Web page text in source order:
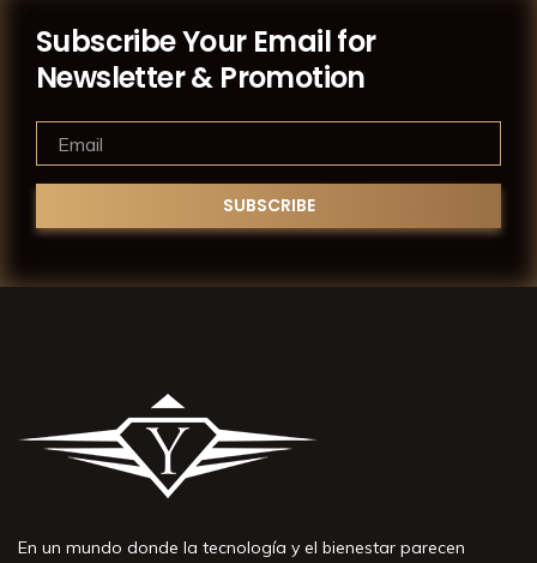
Subscribe Your Email for
Newsletter & Promotion
En un mundo donde la tecnología y el bienestar parecen